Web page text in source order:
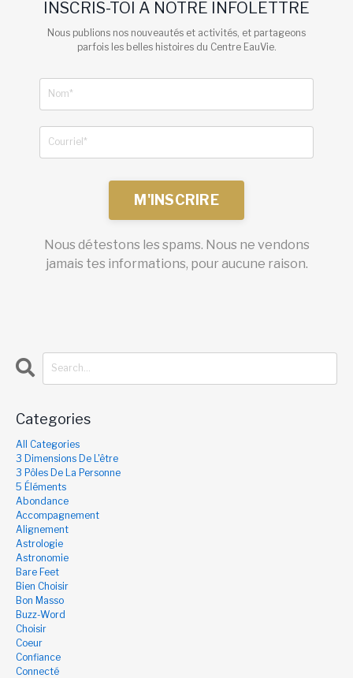
INSCRIS-TOI À NOTRE INFOLETTRE
Nous publions nos nouveautés et activités, et partageons
parfois les belles histoires du Centre EauVie.
M'INSCRIRE
Nous détestons les spams. Nous ne vendons
jamais tes informations, pour aucune raison.
Categories
All Categories
3 Dimensions De L'être
3 Pôles De La Personne
5 Éléments
Abondance
Accompagnement
Alignement
Astrologie
Astronomie
Bare Feet
Bien Choisir
Bon Masso
Buzz-Word
Choisir
Coeur
Confiance
Connecté